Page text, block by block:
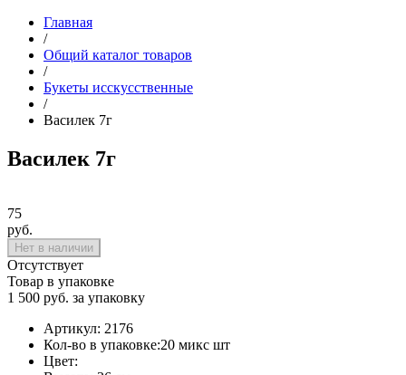
Главная
/
Общий каталог товаров
/
Букеты исскусственные
/
Василек 7г
Василек 7г
75
руб.
Нет в наличии
Отсутствует
Товар в упаковке
1 500 руб. за упаковку
Артикул: 2176
Кол-во в упаковке:20 микс шт
Цвет: